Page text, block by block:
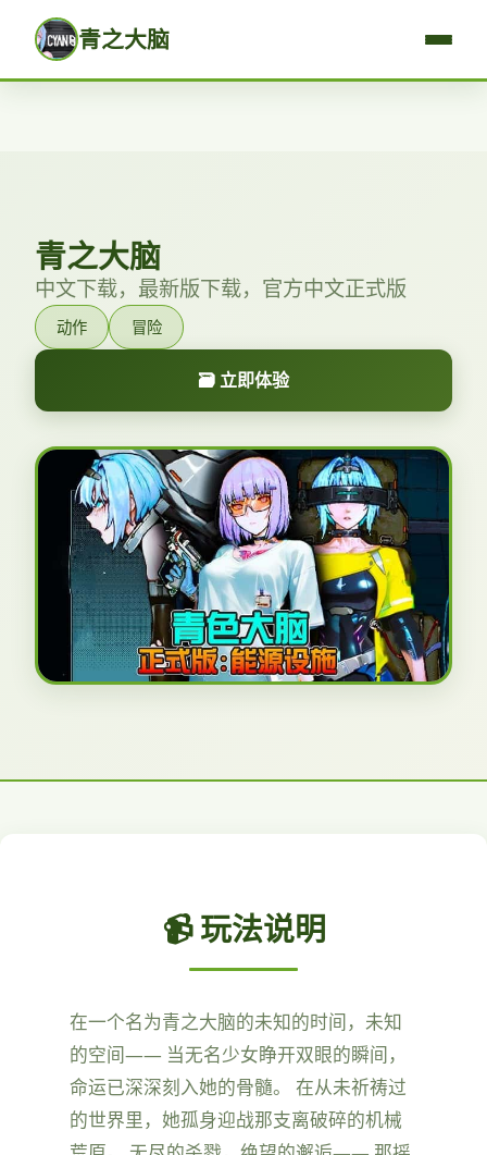
青之大脑
青之大脑
中文下载，最新版下载，官方中文正式版
动作 冒险
🗃️ 立即体验
📹 玩法说明
在一个名为青之大脑的未知的时间，未知
的空间—— 当无名少女睁开双眼的瞬间，
命运已深深刻入她的骨髓。 在从未祈祷过
的世界里，她孤身迎战那支离破碎的机械